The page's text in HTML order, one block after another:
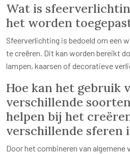
Wat is
het worden
Sfeerverlichting is bedoeld om een
te creëren. Dit kan worden bereikt
lampen, kaarsen of decoratieve
Hoe kan het gebruik
verschillende
helpen bij het
verschillende sferen
Door het combineren van algemene